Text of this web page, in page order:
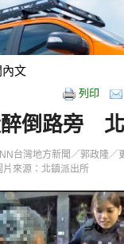
內文
列印
倒路旁
台灣地方新聞／郭政隆／
片來源：北鎮派出所